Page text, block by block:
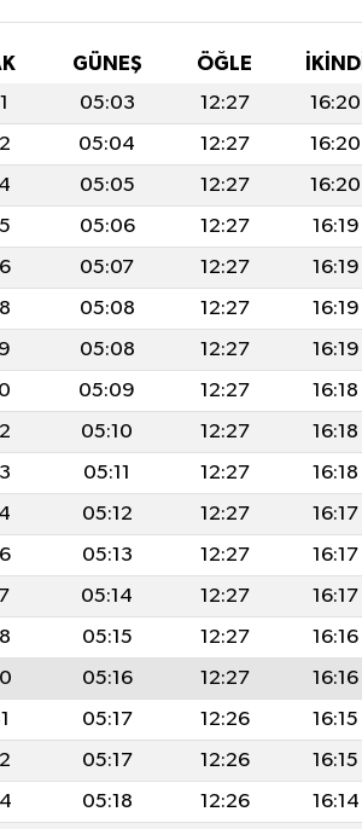
GÜNEŞ ÖĞLE İKINDI
05:03 12:27 16:20
05:04 12:27 16:20
05:05 12:27 16:20
05:06 12:27 16:19
05:07 12:27 16:19
05:08 12:27 16:19
05:08 12:27 16:19
05:09 12:27 16:18
05:10 12:27 16:18
05:11 12:27 16:18
05:12 12:27 16:17
05:13 12:27 16:17
05:14 12:27 16:17
05:15 12:27 16:16
05:16 12:27 16:16
05:17 12:26 16:15
05:17 12:26 16:15
05:18 12:26 16:14